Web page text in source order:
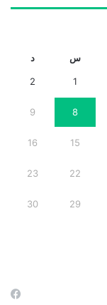
س د
1
2
8
9
15
16
22
23
29
30